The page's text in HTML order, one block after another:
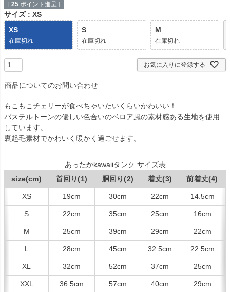
[ 25 ポイント進呈 ]
サイズ
XS
XS
在庫切れ
S
在庫切れ
M
在庫切れ
お気に入りに登録する
商品についてのお問い合わせ
もこもこチェリーが食べちゃいたいくらいかわいい！
パステルトーンの優しい色合いのベロア風の素材感ある生地を使用
しています。
裏起毛素材でかわいく暖かく過ごせます。
あったかkawaiiタンク サイズ表
size(cm)
首回り(1) 胴回り(2) 着丈(3) 前着丈(4)
XS 19cm 30cm 22cm 14.5cm
S 22cm 35cm 25cm 16cm
M 25cm 39cm 29cm 22cm
L 28cm 45cm 32.5cm 22.5cm
XL 32cm 52cm 37cm 25cm
XXL 36.5cm 57cm 40cm 29cm